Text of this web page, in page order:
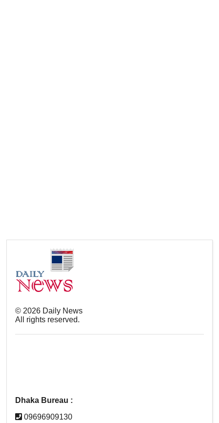
© 2026 Daily News
All rights reserved.
Dhaka Bureau :
09696909130